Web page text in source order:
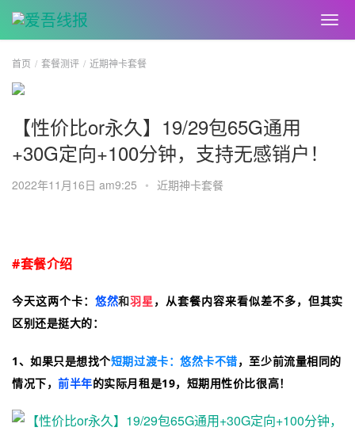
首页 套餐测评 近期神卡套餐
【性价比or永久】19/29包65G通用
+30G定向+100分钟，支持无感销户！
2022年11月16日 am9:25 • 近期神卡套餐
#套餐介绍
今天这两个卡： 悠然和羽星 ，从套餐内容来看似差不多，但其实
区别还是挺大的：
1、如果只是想找个短期过渡卡：悠然卡不错，至少前流量相同的
情况下，前半年的实际月租是19，短期用性价比很高！